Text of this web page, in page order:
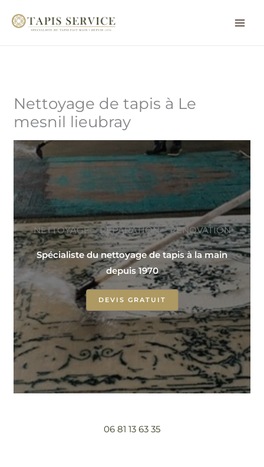
Nettoyage de tapis à Le
mesnil lieubray
NETTOYAGE ~ RÉPARATION ~ RÉNOVATION
Spécialiste du nettoyage de tapis à la main
depuis 1970
DEVIS GRATUIT
06 81 13 63 35